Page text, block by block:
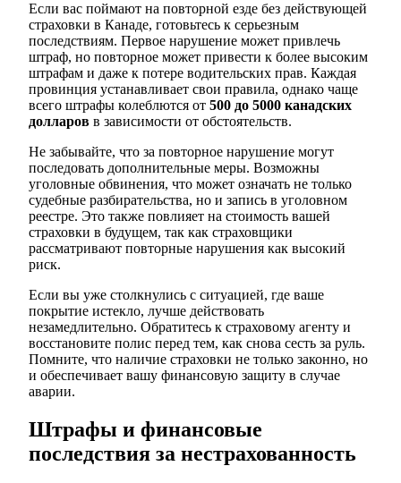
Если вас поймают на повторной езде без действующей
страховки в Канаде, готовьтесь к серьезным
последствиям. Первое нарушение может привлечь
штраф, но повторное может привести к более высоким
штрафам и даже к потере водительских прав. Каждая
провинция устанавливает свои правила, однако чаще
всего штрафы колеблются от 500 до 5000 канадских
долларов в зависимости от обстоятельств.
Не забывайте, что за повторное нарушение могут
последовать дополнительные меры. Возможны
уголовные обвинения, что может означать не только
судебные разбирательства, но и запись в уголовном
реестре. Это также повлияет на стоимость вашей
страховки в будущем, так как страховщики
рассматривают повторные нарушения как высокий
риск.
Если вы уже столкнулись с ситуацией, где ваше
покрытие истекло, лучше действовать
незамедлительно. Обратитесь к страховому агенту и
восстановите полис перед тем, как снова сесть за руль.
Помните, что наличие страховки не только законно, но
и обеспечивает вашу финансовую защиту в случае
аварии.
Штрафы и финансовые
последствия за нестрахованность